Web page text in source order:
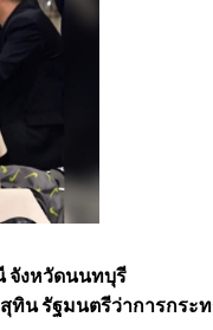
จังหวัดนนทบุรี
ทิน รัฐมนตรีว่าการกระท